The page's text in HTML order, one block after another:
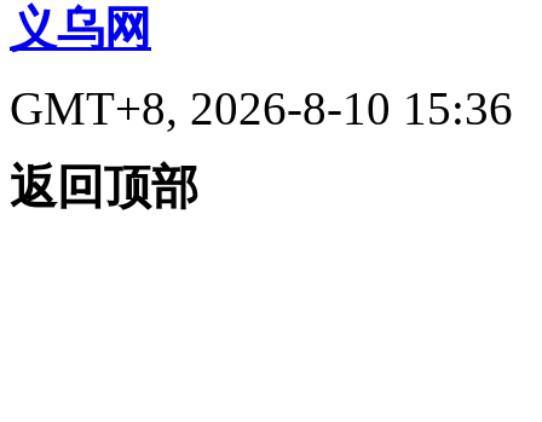
义乌网
GMT+8, 2026-8-10 15:36
返回顶部